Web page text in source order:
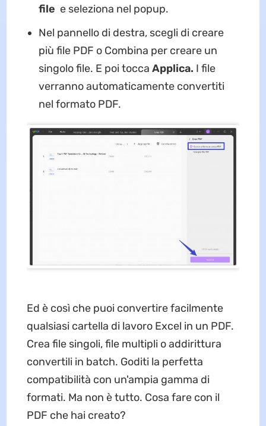
file e seleziona nel popup.
Nel pannello di destra, scegli di creare
più file PDF o Combina per creare un
singolo file. E poi tocca Applica. I file
verranno automaticamente convertiti
nel formato PDF.
Ed è così che puoi convertire facilmente
qualsiasi cartella di lavoro Excel in un PDF.
Crea file singoli, file multipli o addirittura
convertili in batch. Goditi la perfetta
compatibilità con un'ampia gamma di
formati. Ma non è tutto. Cosa fare con il
PDF che hai creato?